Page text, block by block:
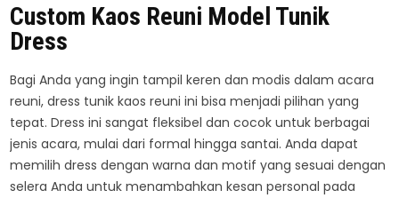
Custom Kaos Reuni Model Tunik
Dress
Bagi Anda yang ingin tampil keren dan modis dalam acara
reuni, dress tunik kaos reuni ini bisa menjadi pilihan yang
tepat. Dress ini sangat fleksibel dan cocok untuk berbagai
jenis acara, mulai dari formal hingga santai. Anda dapat
memilih dress dengan warna dan motif yang sesuai dengan
selera Anda untuk menambahkan kesan personal pada